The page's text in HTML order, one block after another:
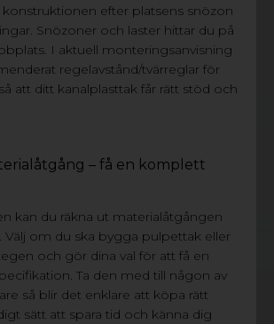
efter platsens snözon
Snözoner och laster hittar du på
I aktuell monteringsanvisning
regelavstånd/tvärreglar för
att ditt kanalplasttak får rätt stöd och
– få en komplett
kan du räkna ut materialåtgången
Välj om du ska bygga pulpettak eller
och gör dina val för att få en
Ta den med till någon av
så blir det enklare att köpa rätt
sätt att spara tid och känna dig